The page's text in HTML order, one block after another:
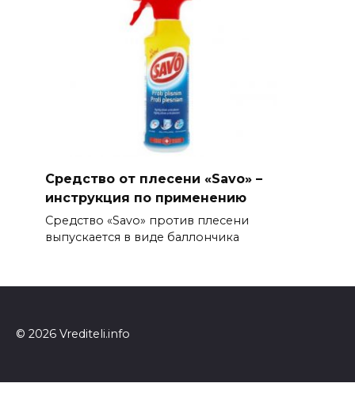
Средство от плесени «Savo» –
инструкция по применению
Средство «Savo» против плесени
выпускается в виде баллончика
© 2026 Vrediteli.info